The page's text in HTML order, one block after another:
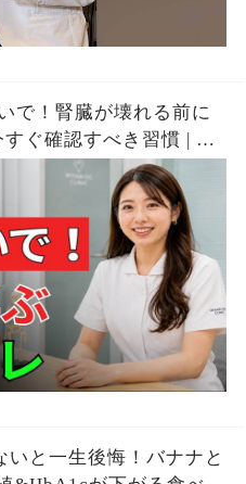
で！腎臓が壊れる前に
ぐ確認すべき習慣 | シ
いと一生後悔！バナナと